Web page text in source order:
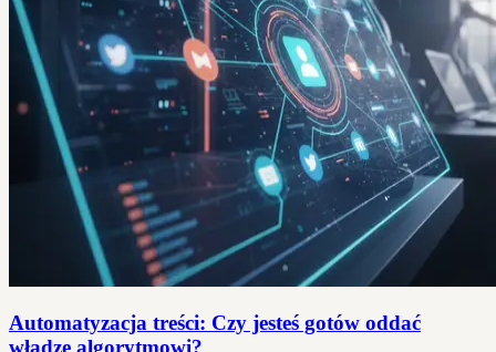
Automatyzacja treści: Czy jesteś gotów oddać
władzę algorytmowi?